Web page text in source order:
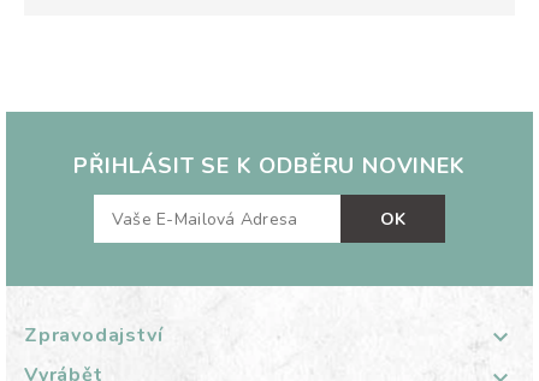
PŘIHLÁSIT SE K ODBĚRU NOVINEK
Zpravodajství 
Vyrábět